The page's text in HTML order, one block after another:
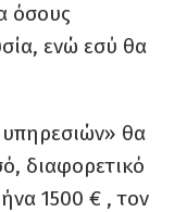
όσους
ενώ εσύ θα
θα
διαφορετικό
1500 € , τον